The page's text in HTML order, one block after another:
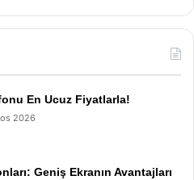
En Ucuz Fiyatlarla!
2026
Geniş Ekranın Avantajları